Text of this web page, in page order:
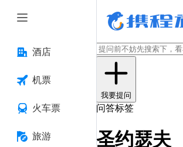
酒店
机票
火车票
旅游
我要提问
问答标签
圣约瑟夫